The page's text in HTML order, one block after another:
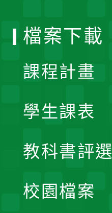
檔案下載
課程計畫
學生課表
教科書評選
校園檔案